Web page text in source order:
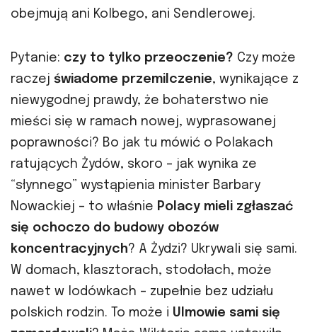
obejmują ani Kolbego, ani Sendlerowej.
Pytanie: czy to tylko przeoczenie? Czy może
raczej świadome przemilczenie, wynikające z
niewygodnej prawdy, że bohaterstwo nie
mieści się w ramach nowej, wyprasowanej
poprawności? Bo jak tu mówić o Polakach
ratujących Żydów, skoro – jak wynika ze
“słynnego” wystąpienia minister Barbary
Nowackiej – to właśnie Polacy mieli zgłaszać
się ochoczo do budowy obozów
koncentracyjnych? A Żydzi? Ukrywali się sami.
W domach, klasztorach, stodołach, może
nawet w lodówkach – zupełnie bez udziału
polskich rodzin. To może i Ulmowie sami się